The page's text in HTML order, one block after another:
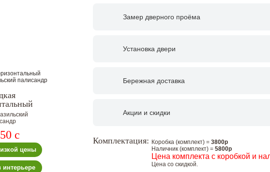
c
цены
интерьере
Замер дверного проёма
Установка двери
Бережная доставка
Акции и скидки
Комплектация: Коробка (комплект) = 3800р
Наличник (комплект) = 5800р
Цена комплекта с коробкой и
Цена со скидкой.